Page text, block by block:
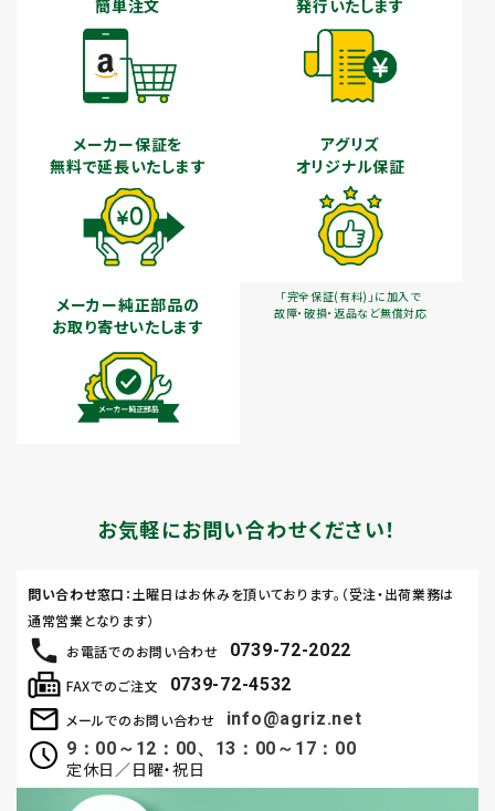
簡単注文
発行いたします
メーカー保証を
無料で延長いたします
アグリズ
オリジナル保証
「完全保証(有料)」に加入で
故障・破損・返品など無償対応
メーカー純正部品の
お取り寄せいたします
お気軽にお問い合わせください！
お電話でのお問い合わせ 0739-72-2022
メールでのお問い合わせ
info@agriz.net
9：00～12：00、13：00～17：00
定休日／日曜・祝日
FAXでのご注文 0739-72-4532
問い合わせ窓口 ：土曜日はお休みを頂いております。（受注・出荷業務は
通常営業となります）